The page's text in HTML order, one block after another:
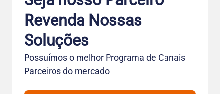
Revenda Nossas
Soluções
Possuímos o melhor Programa de Canais
Parceiros do mercado